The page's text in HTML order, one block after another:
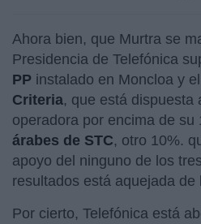
Ahora bien, que Murtra se
Presidencia de Telefónica
PP instalado en Moncloa y
Criteria, que está dispuesta
operadora por encima de su
árabes de STC, otro 10%.
apoyo del ninguno de los
resultados está aquejada de
Por cierto, Telefónica está